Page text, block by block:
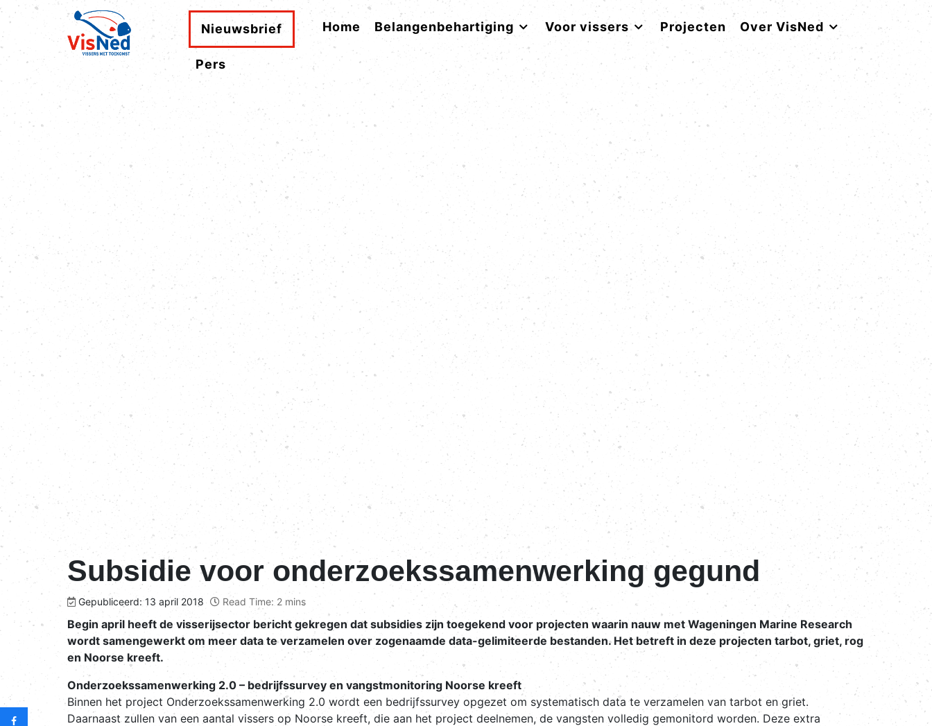
Nieuwsbrief Home Belangenbehartiging Voor vissers Projecten Over VisNed
Pers
Subsidie voor onderzoekssamenwerking gegund
Gepubliceerd: 13 april 2018 Read Time: 2 mins
Begin april heeft de visserijsector bericht gekregen dat subsidies zijn toegekend voor projecten waarin nauw met Wageningen Marine Research
wordt samengewerkt om meer data te verzamelen over zogenaamde data-gelimiteerde bestanden. Het betreft in deze projecten tarbot, griet, rog
en Noorse kreeft.
Onderzoekssamenwerking 2.0 – bedrijfssurvey en vangstmonitoring Noorse kreeft
Binnen het project Onderzoekssamenwerking 2.0 wordt een bedrijfssurvey opgezet om systematisch data te verzamelen van tarbot en griet.
Daarnaast zullen van een aantal vissers op Noorse kreeft, die aan het project deelnemen, de vangsten volledig gemonitord worden. Deze extra